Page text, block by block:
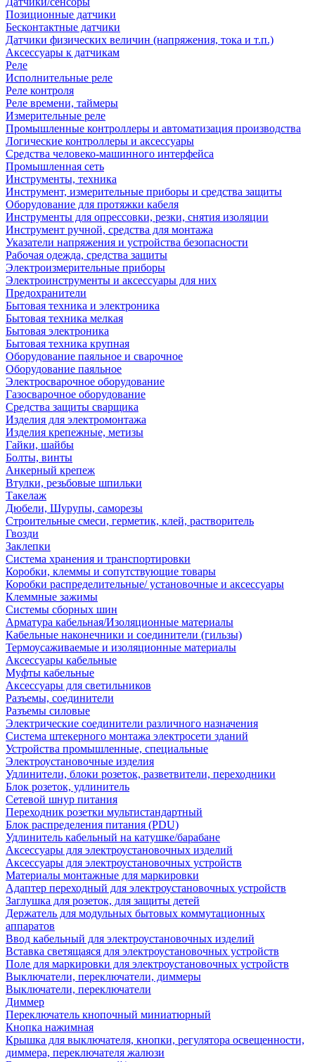
Позиционные датчики
Бесконтактные датчики
Датчики физических величин (напряжения, тока и т.п.)
Аксессуары к датчикам
Реле
Исполнительные реле
Реле контроля
Реле времени, таймеры
Измерительные реле
Промышленные контроллеры и автоматизация производства
Логические контроллеры и аксессуары
Средства человеко-машинного интерфейса
Промышленная сеть
Инструменты, техника
Инструмент, измерительные приборы и средства защиты
Оборудование для протяжки кабеля
Инструменты для опрессовки, резки, снятия изоляции
Инструмент ручной, средства для монтажа
Указатели напряжения и устройства безопасности
Рабочая одежда, средства защиты
Электроизмерительные приборы
Электроинструменты и аксессуары для них
Предохранители
Бытовая техника и электроника
Бытовая техника мелкая
Бытовая электроника
Бытовая техника крупная
Оборудование паяльное и сварочное
Оборудование паяльное
Электросварочное оборудование
Газосварочное оборудование
Средства защиты сварщика
Изделия для электромонтажа
Изделия крепежные, метизы
Гайки, шайбы
Болты, винты
Анкерный крепеж
Втулки, резьбовые шпильки
Такелаж
Дюбели, Шурупы, саморезы
Строительные смеси, герметик, клей, растворитель
Гвозди
Заклепки
Система хранения и транспортировки
Коробки, клеммы и сопутствующие товары
Коробки распределительные/ установочные и аксессуары
Клеммные зажимы
Системы сборных шин
Арматура кабельная/Изоляционные материалы
Кабельные наконечники и соединители (гильзы)
Термоусаживаемые и изоляционные материалы
Аксессуары кабельные
Муфты кабельные
Аксессуары для светильников
Разъемы, соединители
Разъемы силовые
Электрические соединители различного назначения
Система штекерного монтажа электросети зданий
Устройства промышленные, специальные
Электроустановочные изделия
Удлинители, блоки розеток, разветвители, переходники
Блок розеток, удлинитель
Сетевой шнур питания
Переходник розетки мультистандартный
Блок распределения питания (PDU)
Удлинитель кабельный на катушке/барабане
Аксессуары для электроустановочных изделий
Аксессуары для электроустановочных устройств
Материалы монтажные для маркировки
Адаптер переходный для электроустановочных устройств
Заглушка для розеток, для защиты детей
Держатель для модульных бытовых коммутационных
аппаратов
Ввод кабельный для электроустановочных изделий
Вставка светящаяся для электроустановочных устройств
Поле для маркировки для электроустановочных устройств
Выключатели, переключатели, диммеры
Выключатели, переключатели
Диммер
Переключатель кнопочный миниатюрный
Кнопка нажимная
Крышка для выключателя, кнопки, регулятора освещенности,
диммера, переключателя жалюзи